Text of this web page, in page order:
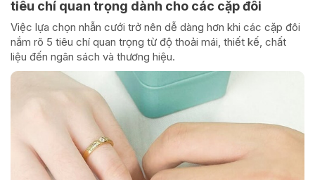
tiêu chí quan trọng dành cho các cặp đôi
Việc lựa chọn nhẫn cưới trở nên dễ dàng hơn khi các cặp đôi
nắm rõ 5 tiêu chí quan trọng từ độ thoải mái, thiết kế, chất
liệu đến ngân sách và thương hiệu.